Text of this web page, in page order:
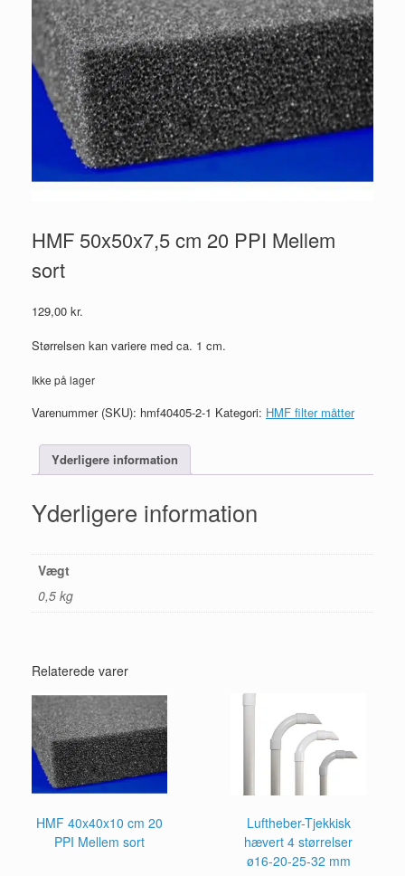
HMF 50x50x7,5 cm 20 PPI Mellem
sort
129,00 kr.
Størrelsen kan variere med ca. 1 cm.
Ikke på lager
Varenummer (SKU): hmf40405-2-1 Kategori: HMF filter måtter
Yderligere information
Yderligere information
Vægt
0,5 kg
Relaterede varer
HMF 40x40x10 cm 20
PPI Mellem sort
Luftheber-Tjekkisk
hævert 4 størrelser
ø16-20-25-32 mm